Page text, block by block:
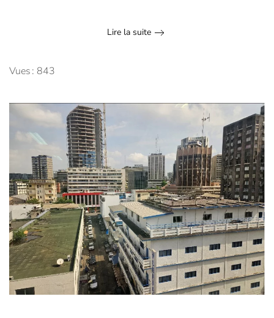
Lire la suite
Vues : 843